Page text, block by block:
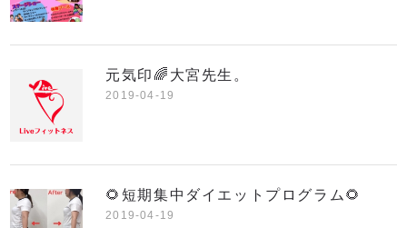
元気印🌈大宮先生。
2019-04-19
🌻短期集中ダイエットプログラム🌻
2019-04-19